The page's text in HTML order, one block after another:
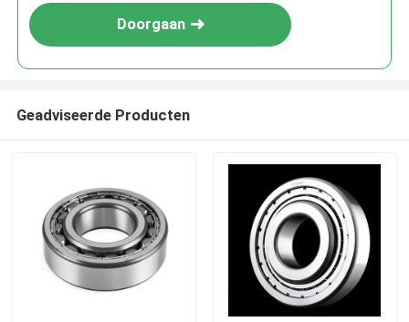
Doorgaan
Geadviseerde Producten